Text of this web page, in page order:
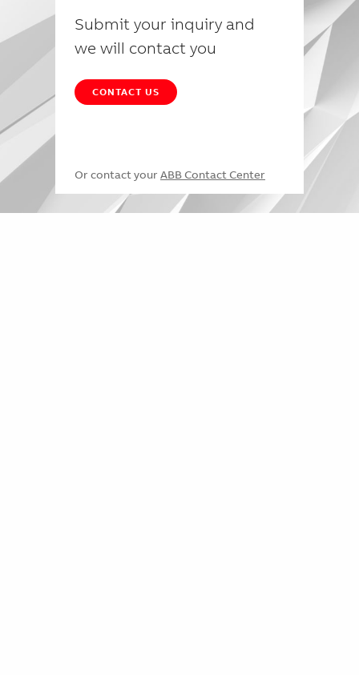
Submit your inquiry and
we will contact you
CONTACT US
Or contact your ABB Contact Center